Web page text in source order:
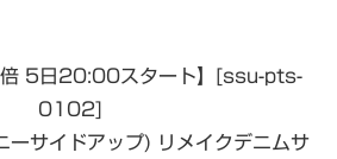
倍 5日20:00スタート】[ssu-pts-
0102]
サイドアップ) リメイクデニムサ